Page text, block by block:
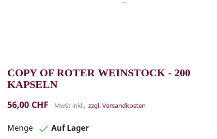
COPY OF ROTER WEINSTOCK - 200
KAPSELN
56,00 CHF MwSt inkl., zzgl. Versandkosten
Menge  Auf Lager